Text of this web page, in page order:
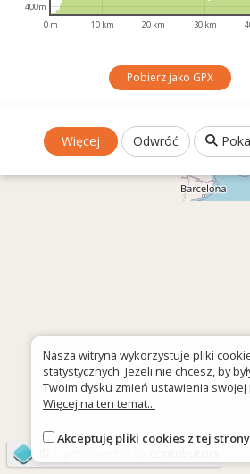
0 m 10 km 20 km 30 km
400m
Pobierz jako GPX
Więcej Odwróć
Nasza witryna wykorzystuje pliki
statystycznych. Jeżeli nie chcesz, by
Twoim dysku zmień ustawienia swojej
Więcej na ten temat...
Akceptuję pliki cookies z tej strony